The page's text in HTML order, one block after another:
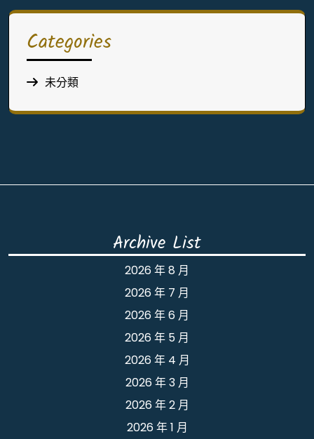
Categories
未分類
Archive List
2026 年 8 月
2026 年 7 月
2026 年 6 月
2026 年 5 月
2026 年 4 月
2026 年 3 月
2026 年 2 月
2026 年 1 月